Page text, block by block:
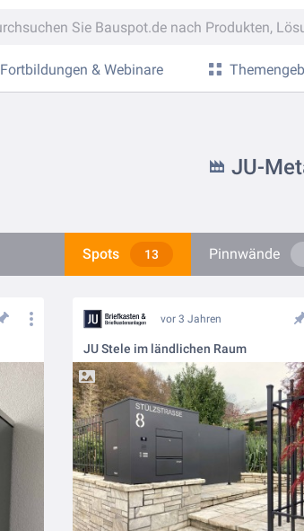
Fortbildungen & Webinare
JU-
Spots 13 Pinnwände
vor 3 Jahren
JU Stele im ländlichen Raum